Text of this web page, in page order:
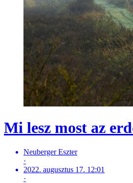
Mi lesz most az
Neuberger Eszter
·
2022. augusztus 17. 12:01
·